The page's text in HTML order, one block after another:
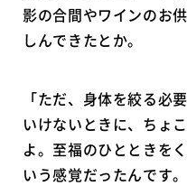
影の合間やワインのお
しんできたとか。
「ただ、身体を絞る必
いけないときに、ちょ
よ。至福のひとときを
いう感覚だったんです